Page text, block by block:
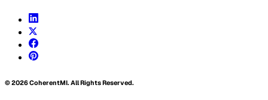
©2026CoherentMI. All Rights Reserved.